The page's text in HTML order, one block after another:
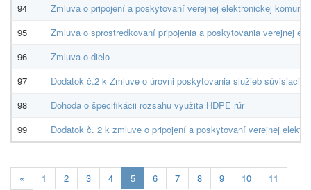
94
Zmluva o pripojení a poskytovaní verejnej elektronickej
95
Zmluva o sprostredkovaní pripojenia a poskytovania verejnej
96
Zmluva o dielo
97
Dodatok č.2 k Zmluve o úrovni poskytovania služieb
98
Dohoda o špecifikácii rozsahu využita HDPE rúr
99
Dodatok č. 2 k zmluve o pripojení a poskytovaní verejnej
« 1 2 3 4 5Aktuálna
6 7 8 9 10 11